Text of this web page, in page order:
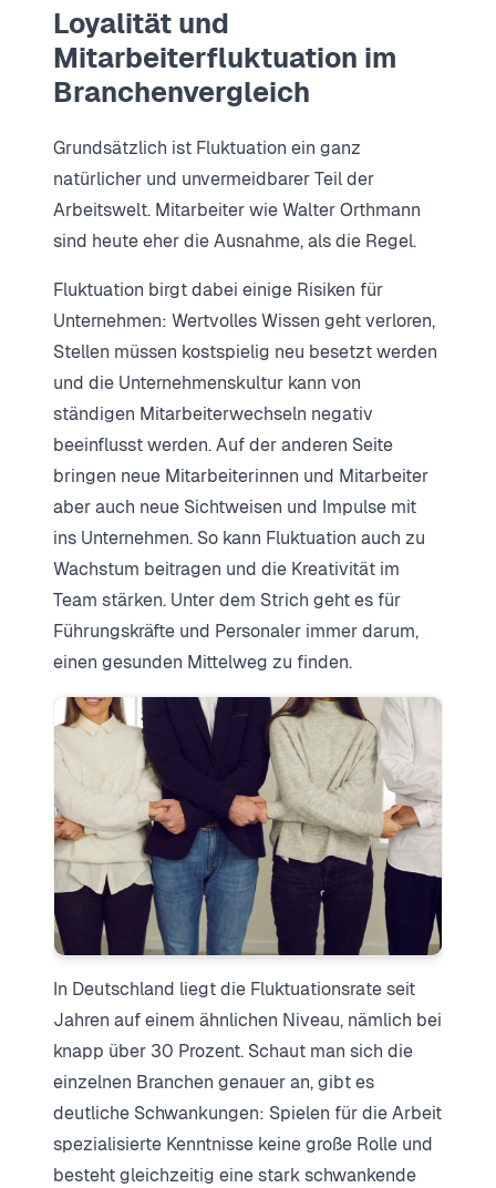
Loyalität und
Mitarbeiterfluktuation im
Branchenvergleich
Grundsätzlich ist Fluktuation ein ganz
natürlicher und unvermeidbarer Teil der
Arbeitswelt. Mitarbeiter wie Walter Orthmann
sind heute eher die Ausnahme, als die Regel.
Fluktuation birgt dabei einige Risiken für
Unternehmen: Wertvolles Wissen geht verloren,
Stellen müssen kostspielig neu besetzt werden
und die Unternehmenskultur kann von
ständigen Mitarbeiterwechseln negativ
beeinflusst werden. Auf der anderen Seite
bringen neue Mitarbeiterinnen und Mitarbeiter
aber auch neue Sichtweisen und Impulse mit
ins Unternehmen. So kann Fluktuation auch zu
Wachstum beitragen und die Kreativität im
Team stärken. Unter dem Strich geht es für
Führungskräfte und Personaler immer darum,
einen gesunden Mittelweg zu finden.
In Deutschland liegt die Fluktuationsrate seit
Jahren auf einem ähnlichen Niveau, nämlich bei
knapp über 30 Prozent. Schaut man sich die
einzelnen Branchen genauer an, gibt es
deutliche Schwankungen: Spielen für die Arbeit
spezialisierte Kenntnisse keine große Rolle und
besteht gleichzeitig eine stark schwankende